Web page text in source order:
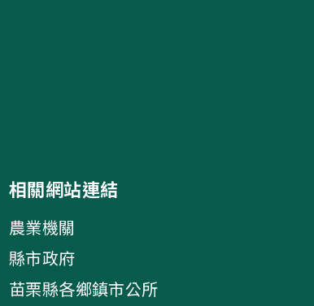
相關網站連結
農業機關
縣市政府
苗栗縣各鄉鎮市公所